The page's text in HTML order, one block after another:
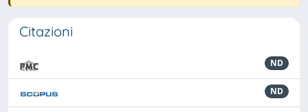
Citazioni
ND
ND